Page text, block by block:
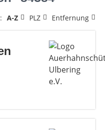
A-Z PLZ Entfernung